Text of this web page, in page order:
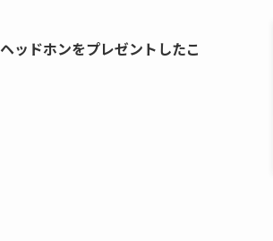
ヘッドホンをプレゼントしたこ